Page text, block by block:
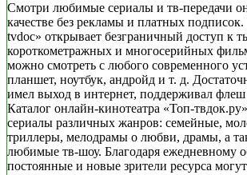
Смотри любимые сериалы и тв-передачи
качестве без рекламы и платных
tvdoc» открывает безграничный доступ к
короткометражных и многосерийных
можно смотреть с любого современного
планшет, ноутбук, андройд и т. д.
имел выход в интернет, поддерживал флеш
Каталог онлайн-кинотеатра «Топ-
сериалы различных жанров: семейные,
триллеры, мелодрамы о любви, драмы, а
любимые тв-шоу. Благодаря ежедневному
постоянные и новые зрители ресурса